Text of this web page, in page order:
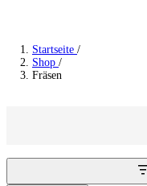
Startseite /
Shop /
Fräsen